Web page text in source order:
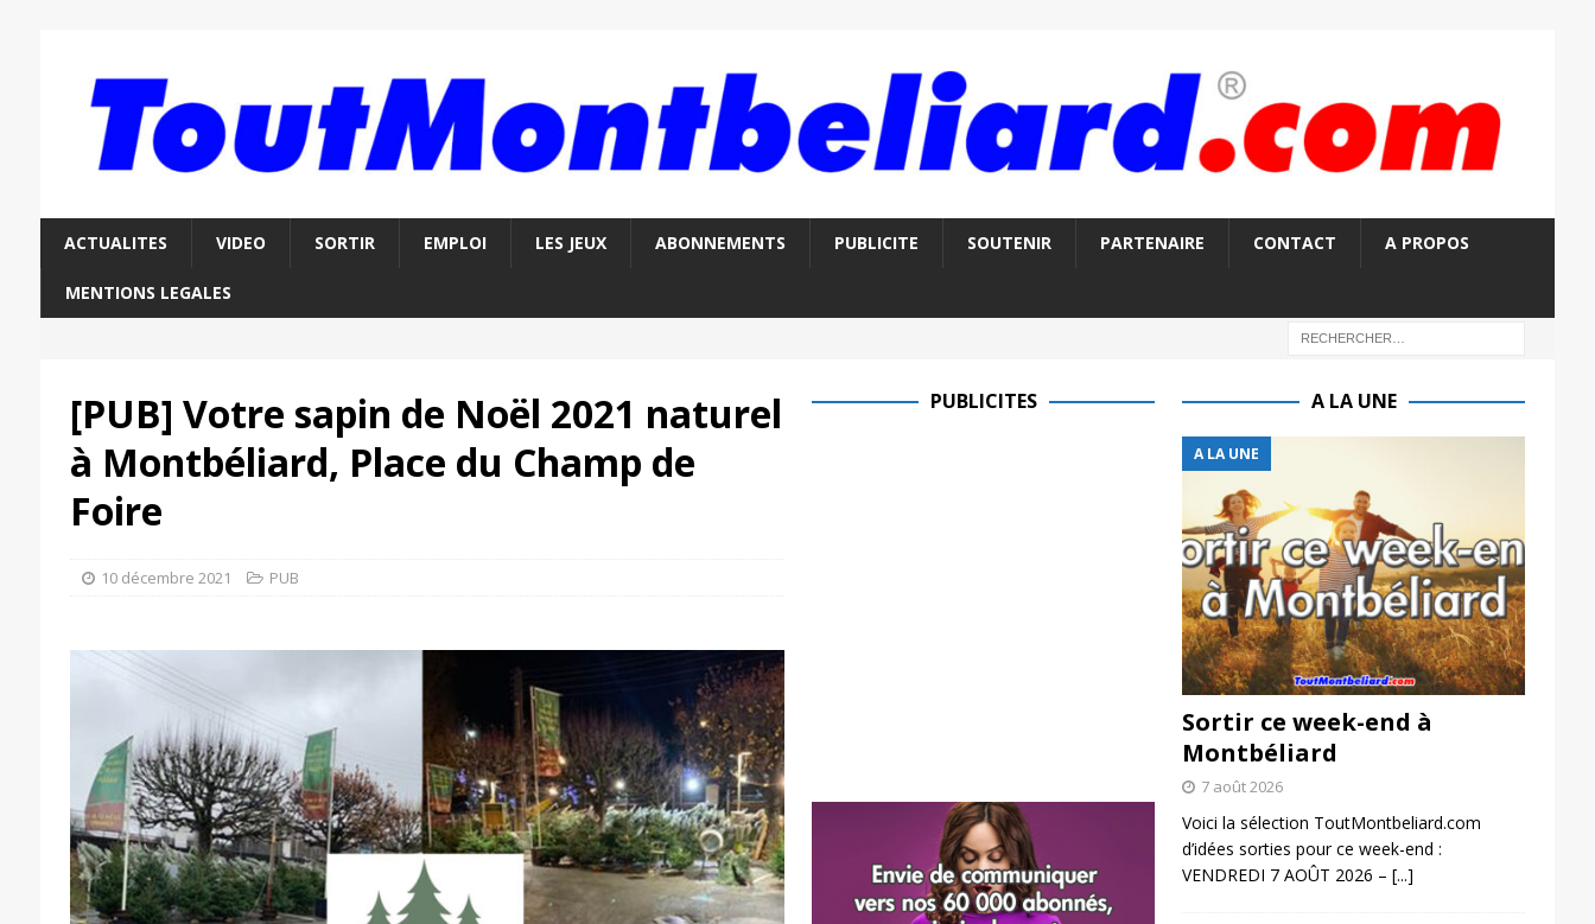
ACTUALITES VIDEO SORTIR EMPLOI LES JEUX ABONNEMENTS PUBLICITE SOUTENIR PARTENAIRE CONTACT A PROPOS
MENTIONS LEGALES
[PUB] Votre sapin de Noël 2021 naturel
à Montbéliard, Place du Champ de
Foire
10 décembre 2021 PUB
PUBLICITES A LA UNE
A LA UNE
Sortir ce week-end à
Montbéliard
7 août 2026
Voici la sélection ToutMontbeliard.com
d’idées sorties pour ce week-end :
VENDREDI 7 AOÛT 2026 – [...]